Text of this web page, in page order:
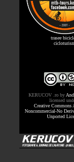
trasee
KERUCOV .ro by
licensed
Creative Commons
Noncommercial-No
Unported